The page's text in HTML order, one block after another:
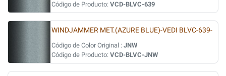
Código de Producto: VCD-BLVC-639
WINDJAMMER MET.(AZURE BLUE)-VEDI BLVC-639-
Código de Color Original : JNW
Código de Producto: VCD-BLVC-JNW